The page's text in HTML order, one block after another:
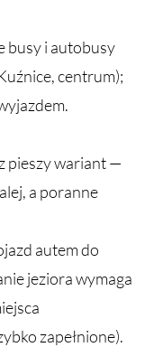
busy i autobusy
centrum);
pieszy wariant —
a poranne
autem do
jeziora wymaga
zapełnione).